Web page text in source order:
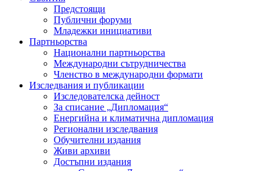
Предстоящи
Публични форуми
Младежки инициативи
Партньорства
Национални партньорства
Международни сътрудничества
Членство в международни формати
Изследвания и публикации
Изследователска дейност
За списание „Дипломация“
Енергийна и климатична дипломация
Регионални изследвания
Обучителни издания
Живи архиви
Достъпни издания